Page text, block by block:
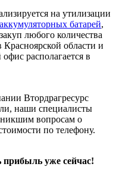
на утилизации
аккумуляторных батарей,
любого количества
области и
располагается в
Втордрагресурс
наши специалисты
вопросам о
по телефону.
прибыль уже сейчас!